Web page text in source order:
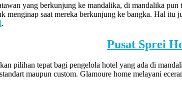
yang berkunjung ke mandalika, di mandalika
menginap saat mereka berkunjung ke bangka. Hal itu
.
Pusat Sprei
pilihan tepat bagi pengelola hotel yang ada di
maupun custom. Glamoure home melayani